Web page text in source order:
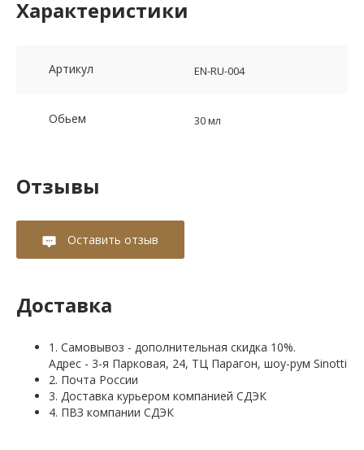
Характеристики
Артикул EN-RU-004
Обьем 30 мл
Отзывы
Оставить отзыв
Доставка
1. Самовывоз - дополнительная скидка 10%.
Адрес - 3-я Парковая, 24, ТЦ Парагон, шоу-рум Sinotti
2. Почта России
3. Доставка курьером компанией СДЭК
4. ПВЗ компании СДЭК